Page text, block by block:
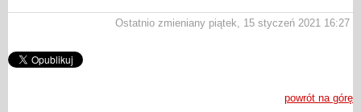
Ostatnio zmieniany piątek, 15 styczeń 2021 16:27
powrót na górę